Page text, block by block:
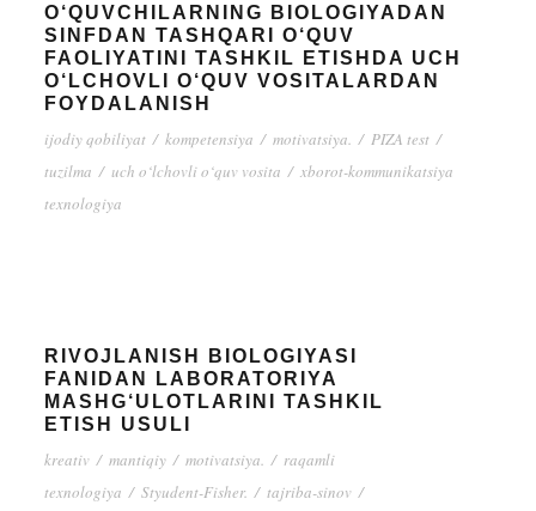
O‘QUVCHILARNING BIOLOGIYADAN
SINFDAN TASHQARI O‘QUV
FAOLIYATINI TASHKIL ETISHDA UCH
O‘LCHOVLI O‘QUV VOSITALARDAN
FOYDALANISH
ijodiy qobiliyat / kompetensiya / motivatsiya. / PIZA test /
tuzilma / uch o‘lchovli o‘quv vosita / xborot-kommunikatsiya
texnologiya
RIVOJLANISH BIOLOGIYASI
FANIDAN LABORATORIYA
MASHG‘ULOTLARINI TASHKIL
ETISH USULI
kreativ / mantiqiy / motivatsiya. / raqamli
texnologiya / Styudent-Fisher. / tajriba-sinov /